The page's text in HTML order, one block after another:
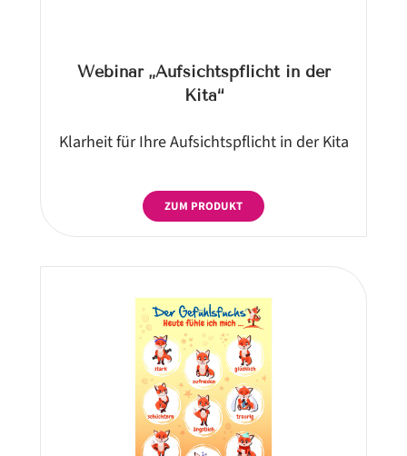
Webinar „Aufsichtspflicht in der
Kita“
Klarheit für Ihre Aufsichtspflicht in der Kita
ZUM PRODUKT